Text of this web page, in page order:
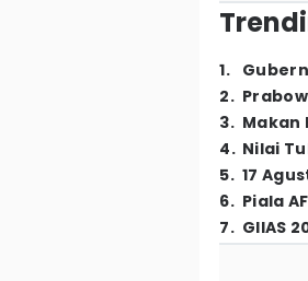
1.
2.
3. Makan
4. Nilai
5. 17
6. Piala
7. GIIAS